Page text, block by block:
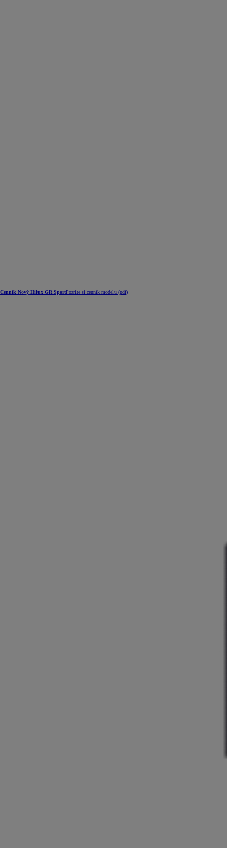
Cenník Nový Hilux GR SportPozrite si cenník modelu (pdf)